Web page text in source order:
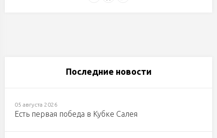
Последние новости
05 августа 2026
Есть первая победа в Кубке Салея